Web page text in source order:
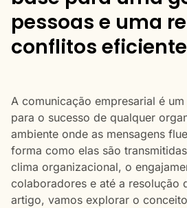
pessoas e uma
conflitos eficiente
A comunicação empresarial é
para o sucesso de qualquer
ambiente onde as mensagens
forma como elas são
clima organizacional, o
colaboradores e até a resolução
artigo, vamos explorar o